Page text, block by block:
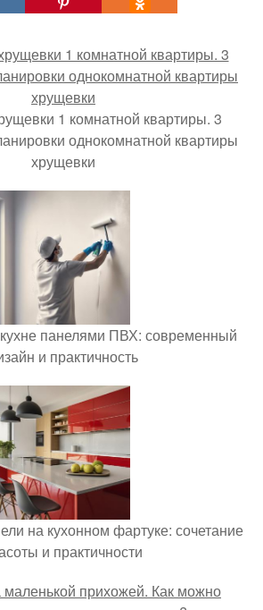
1 комнатной квартиры. 3
однокомнатной квартиры
хрущевки
панелями ПВХ: современный
и практичность
на кухонном фартуке: сочетание
и практичности